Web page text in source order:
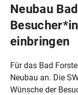
Neubau
einbringen
Für das Bad
Neubau an. Die
Wünsche der